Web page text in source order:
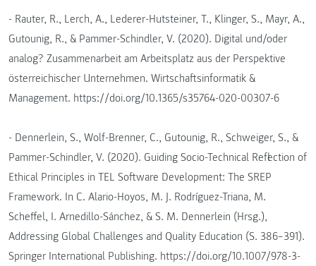
- Rauter, R., Lerch, A., Lederer-Hutsteiner, T., Klinger, S., Mayr, A.,
Gutounig, R., & Pammer-Schindler, V. (2020). Digital und/oder
analog? Zusammenarbeit am Arbeitsplatz aus der Perspektive
österreichischer Unternehmen. Wirtschaftsinformatik &
Management. https://doi.org/10.1365/s35764-020-00307-6
- Dennerlein, S., Wolf-Brenner, C., Gutounig, R., Schweiger, S., &
Pammer-Schindler, V. (2020). Guiding Socio-Technical Reflection of
Ethical Principles in TEL Software Development: The SREP
Framework. In C. Alario-Hoyos, M. J. Rodríguez-Triana, M.
Scheffel, I. Arnedillo-Sánchez, & S. M. Dennerlein (Hrsg.),
Addressing Global Challenges and Quality Education (S. 386–391).
Springer International Publishing. https://doi.org/10.1007/978-3-